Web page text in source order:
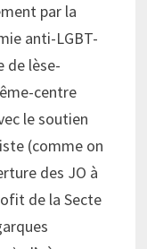
par la
anti-LGBT-
de lèse-
centre
le soutien
(comme on
des JO à
de la Secte